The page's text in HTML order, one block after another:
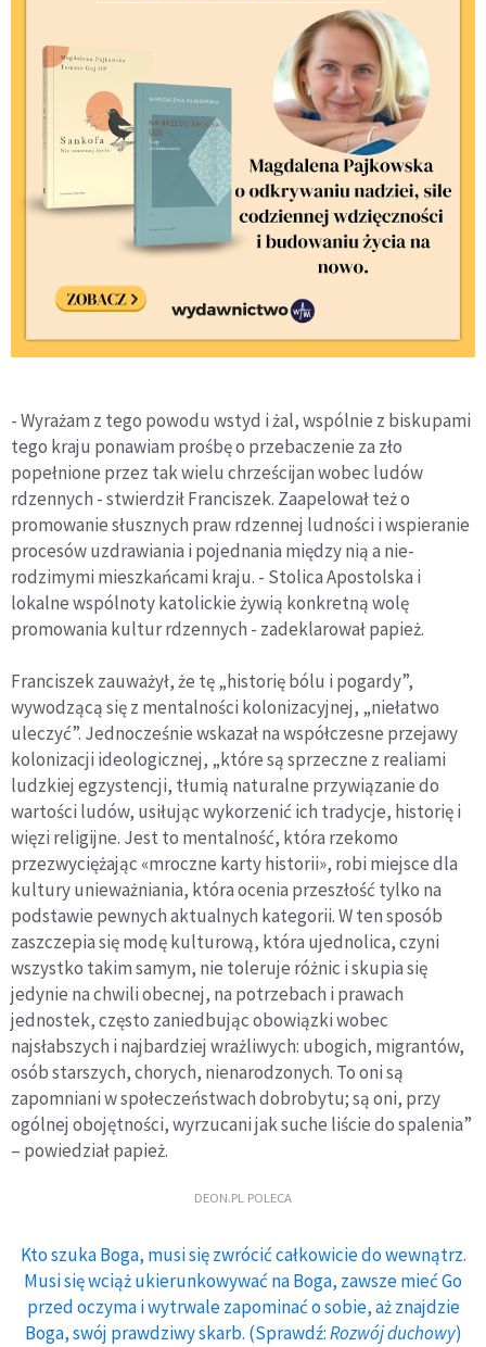
- Wyrażam z tego powodu wstyd i żal, wspólnie z biskupami
tego kraju ponawiam prośbę o przebaczenie za zło
popełnione przez tak wielu chrześcijan wobec ludów
rdzennych - stwierdził Franciszek. Zaapelował też o
promowanie słusznych praw rdzennej ludności i wspieranie
procesów uzdrawiania i pojednania między nią a nie-
rodzimymi mieszkańcami kraju. - Stolica Apostolska i
lokalne wspólnoty katolickie żywią konkretną wolę
promowania kultur rdzennych - zadeklarował papież.
Franciszek zauważył, że tę „historię bólu i pogardy”,
wywodzącą się z mentalności kolonizacyjnej, „niełatwo
uleczyć”. Jednocześnie wskazał na współczesne przejawy
kolonizacji ideologicznej, „które są sprzeczne z realiami
ludzkiej egzystencji, tłumią naturalne przywiązanie do
wartości ludów, usiłując wykorzenić ich tradycje, historię i
więzi religijne. Jest to mentalność, która rzekomo
przezwyciężając «mroczne karty historii», robi miejsce dla
kultury unieważniania, która ocenia przeszłość tylko na
podstawie pewnych aktualnych kategorii. W ten sposób
zaszczepia się modę kulturową, która ujednolica, czyni
wszystko takim samym, nie toleruje różnic i skupia się
jedynie na chwili obecnej, na potrzebach i prawach
jednostek, często zaniedbując obowiązki wobec
najsłabszych i najbardziej wrażliwych: ubogich, migrantów,
osób starszych, chorych, nienarodzonych. To oni są
zapomniani w społeczeństwach dobrobytu; są oni, przy
ogólnej obojętności, wyrzucani jak suche liście do spalenia”
– powiedział papież.
DEON.PL POLECA
Kto szuka Boga, musi się zwrócić całkowicie do wewnątrz.
Musi się wciąż ukierunkowywać na Boga, zawsze mieć Go
przed oczyma i wytrwale zapominać o sobie, aż znajdzie
Boga, swój prawdziwy skarb. (Sprawdź:Rozwój duchowy)